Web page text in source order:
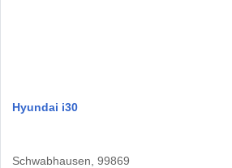
Hyundai i30
Schwabhausen, 99869